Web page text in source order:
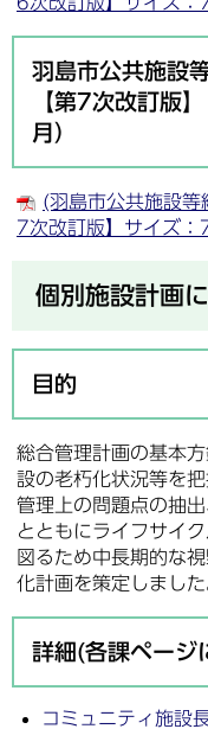
羽島市公共施設
【第7次改訂版
月）
(羽島市公共施設等
7次改訂版】サイズ：
個別施設計画
目的
総合管理計画の基本
設の老朽化状況等を
管理上の問題点の抽
とともにライフサイ
図るため中長期的な
化計画を策定しました
詳細(各課ページ
コミュニティ施設